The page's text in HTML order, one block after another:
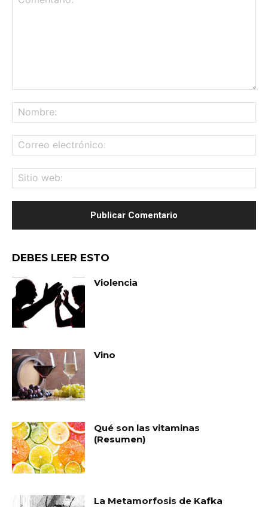
DEBES LEER ESTO
Violencia
Vino
Qué son las vitaminas
(Resumen)
La Metamorfosis de Kafka